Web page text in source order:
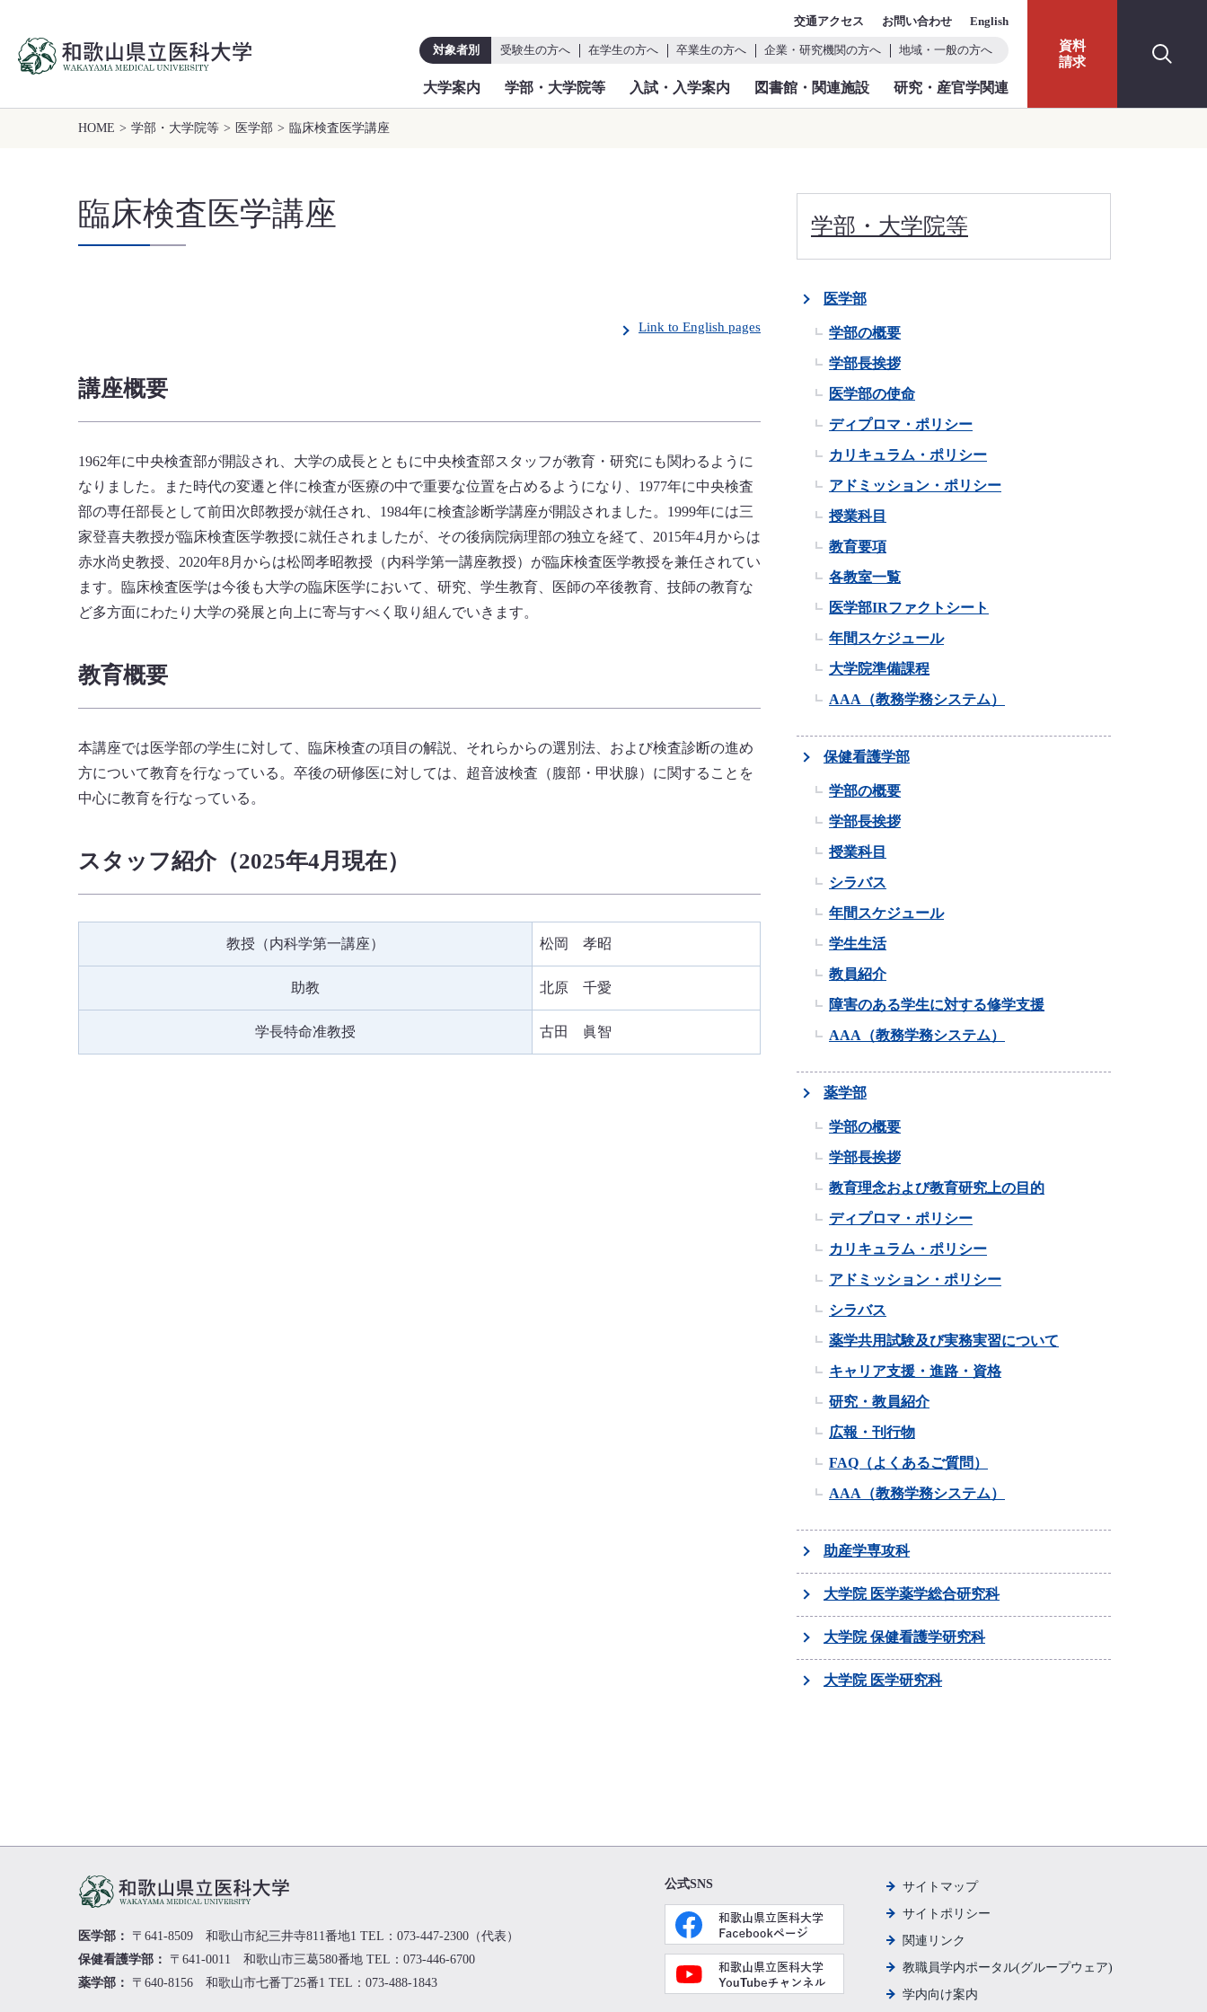
対象者別 受験生の方へ 在学生の方へ 卒業生の方へ 企業・研究機関の方へ 地域・一般の方へ
大学案内 学部・大学院等 入試・入学案内 図書館・関連施設 研究・産官学関連
交通アクセス お問い合わせ English
資料
請求
HOME > 学部・大学院等 > 医学部 > 臨床検査医学講座
臨床検査医学講座
Link to English pages
講座概要
1962年に中央検査部が開設され、大学の成長とともに中央検査部スタッフが教育・研究にも関わるように
なりました。また時代の変遷と伴に検査が医療の中で重要な位置を占めるようになり、1977年に中央検査
部の専任部長として前田次郎教授が就任され、1984年に検査診断学講座が開設されました。1999年には三
家登喜夫教授が臨床検査医学教授に就任されましたが、その後病院病理部の独立を経て、2015年4月からは
赤水尚史教授、2020年8月からは松岡孝昭教授（内科学第一講座教授）が臨床検査医学教授を兼任されてい
ます。臨床検査医学は今後も大学の臨床医学において、研究、学生教育、医師の卒後教育、技師の教育な
ど多方面にわたり大学の発展と向上に寄与すべく取り組んでいきます。
教育概要
本講座では医学部の学生に対して、臨床検査の項目の解説、それらからの選別法、および検査診断の進め
方について教育を行なっている。卒後の研修医に対しては、超音波検査（腹部・甲状腺）に関することを
中心に教育を行なっている。
スタッフ紹介（2025年4月現在）
教授（内科学第一講座） 松岡 孝昭
助教 北原 千愛
学長特命准教授 古田 眞智
学部・大学院等
医学部
学部の概要
学部長挨拶
医学部の使命
ディプロマ・ポリシー
カリキュラム・ポリシー
アドミッション・ポリシー
授業科目
教育要項
各教室一覧
医学部IRファクトシート
年間スケジュール
大学院準備課程
AAA（教務学務システム）
保健看護学部
学部の概要
学部長挨拶
授業科目
シラバス
年間スケジュール
学生生活
教員紹介
障害のある学生に対する修学支援
AAA（教務学務システム）
薬学部
学部の概要
学部長挨拶
教育理念および教育研究上の目的
ディプロマ・ポリシー
カリキュラム・ポリシー
アドミッション・ポリシー
シラバス
薬学共用試験及び実務実習について
キャリア支援・進路・資格
研究・教員紹介
広報・刊行物
FAQ（よくあるご質問）
AAA（教務学務システム）
助産学専攻科
大学院 医学薬学総合研究科
大学院 保健看護学研究科
大学院 医学研究科
医学部： 〒641-8509 和歌山市紀三井寺811番地1 TEL：073-447-2300（代表）
保健看護学部：
〒641-0011 和歌山市三葛580番地 TEL：073-446-6700
薬学部：
〒640-8156 和歌山市七番丁25番1 TEL：073-488-1843
公式SNS
サイトマップ
サイトポリシー
関連リンク
教職員学内ポータル(グループウェア)
学内向け案内